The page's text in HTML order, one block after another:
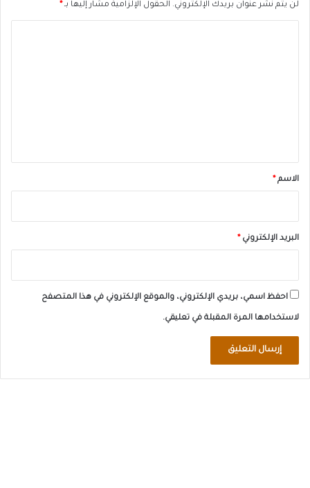
لن يتم نشر عنوان بريدك الإلكتروني. الحقول الإلزامية مشار إليها بـ *
*الاسم *
البريد الإلكتروني *
احفظ اسمي، بريدي الإلكتروني، والموقع الإلكتروني في هذا المتصفح
لاستخدامها المرة المقبلة في تعليقي.